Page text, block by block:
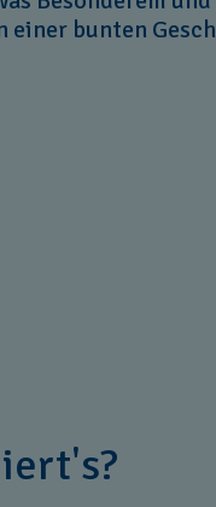
einer bunten